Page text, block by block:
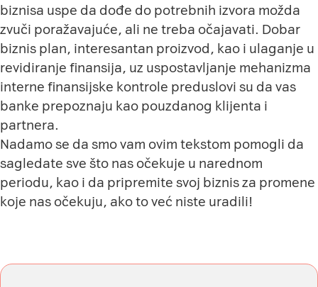
biznisa uspe da dođe do potrebnih izvora možda
zvuči poražavajuće, ali ne treba očajavati. Dobar
biznis plan, interesantan proizvod, kao i ulaganje u
revidiranje finansija, uz uspostavljanje mehanizma
interne finansijske kontrole preduslovi su da vas
banke prepoznaju kao pouzdanog klijenta i
partnera.
Nadamo se da smo vam ovim tekstom pomogli da
sagledate sve što nas očekuje u narednom
periodu, kao i da pripremite svoj biznis za promene
koje nas očekuju, ako to već niste uradili!